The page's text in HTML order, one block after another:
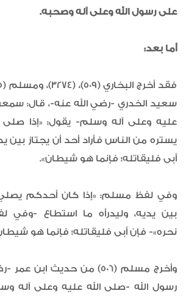
على رسول الله وعلى آله وصحبه.
أما بعد:
سعيد الخدري -رضي الله عنه-، قال:
عليه وعلى آله وسلم- يقول: «إذا
يستره من الناس فأراد أحد أن يجتاز بين
أبى فليقاتله؛ فإنما هو شيطان».
وفي لفظ مسلم: «إذا كان أحدكم يصلي
بين يديه، وليدرأه ما استطاع -وفي
نحره»- فإن أبى فليقاتله؛ فإنما هو
وأخرج مسلم (506) من حديث ابن
رسول الله -صلى الله عليه وعلى آله